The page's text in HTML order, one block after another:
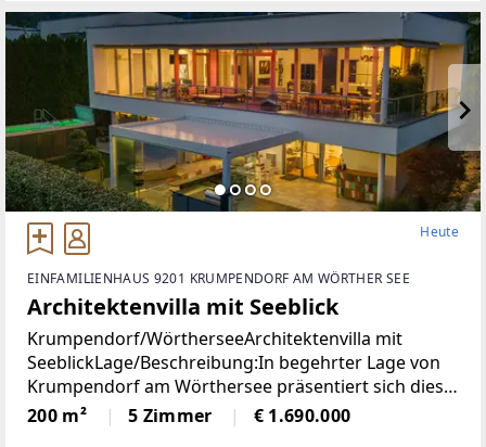
Heute
EINFAMILIENHAUS 9201 KRUMPENDORF AM WÖRTHER SEE
Architektenvilla mit Seeblick
Krumpendorf/WörtherseeArchitektenvilla mit
SeeblickLage/Beschreibung:In begehrter Lage von
Krumpendorf am Wörthersee präsentiert sich diese
herausragende Architekten-Villa als ein wahres
Refugium für Anspruchsvolle. Die im Jahr 2010
200 m² 5 Zimmer € 1.690.000